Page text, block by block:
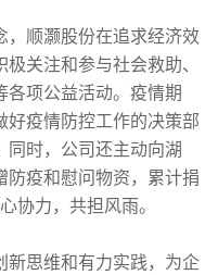
，顺灏股份在追求经济效
关注和参与社会救助、
各项公益活动。疫情期
好疫情防控工作的决策部
同时，公司还主动向湖
防疫和慰问物资，累计捐
协力，共担风雨。
新思维和有力实践，为企